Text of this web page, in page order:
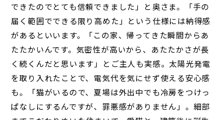
できたのでとても信頼できました」と奥さま。「手の
届く範囲でできる限り高めた」という仕様には納得感
があるといいます。「この家、帰ってきた瞬間からあ
たたかいんです。気密性が高いから、あたたかさが長
く続くんだと思います」とご主人も実感。太陽光発電
を取り入れたことで、電気代を気にせず使える安心感
も。「猫がいるので、夏場は外出中でも冷房をつけっ
ぱなしにするんですが、罪悪感がありません」。細部